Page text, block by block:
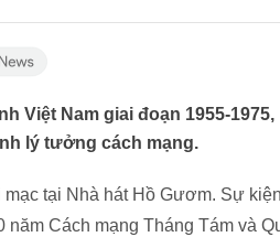
Việt Nam giai đoạn 1955-1975,
lý tưởng cách mạng.
tại Nhà hát Hồ Gươm. Sự
Cách mạng Tháng Tám và